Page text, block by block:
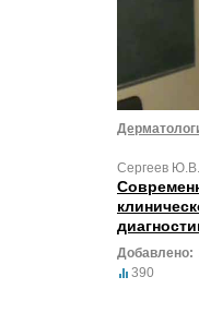
Сергеев Ю.В.
Добавлено:
390